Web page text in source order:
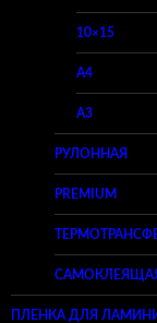
10×15
A4
A3
РУЛОННАЯ
PREMIUM
ПЛЕНКА ДЛЯ